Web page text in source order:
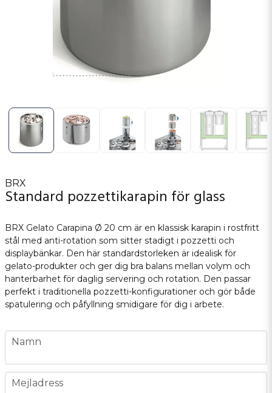
BRX
Standard pozzettikarapin för glass
BRX Gelato Carapina Ø 20 cm är en klassisk karapin i rostfritt
stål med anti-rotation som sitter stadigt i pozzetti och
displaybänkar. Den här standardstorleken är idealisk för
gelato-produkter och ger dig bra balans mellan volym och
hanterbarhet för daglig servering och rotation. Den passar
perfekt i traditionella pozzetti-konfigurationer och gör både
spatulering och påfyllning smidigare för dig i arbete.
name
Namn
email
Mejladress